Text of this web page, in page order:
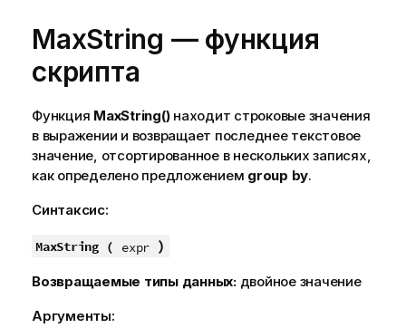
MaxString — функция
скрипта
Функция MaxString()находит строковые значения
в выражении и возвращает последнее текстовое
значение, отсортированное в нескольких записях,
как определено предложением group by.
Синтаксис:
MaxString ( expr )
Возвращаемые типы данных: двойное значение
Аргументы: